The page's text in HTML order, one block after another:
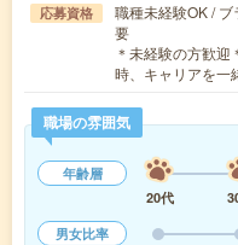
応募資格
職種未経験OK /
要
＊未経験の方歓
時、キャリアを
職場の雰囲気
年齢層
20代
男女比率